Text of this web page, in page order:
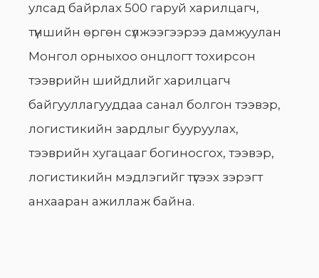
улсад байрлах 500 гаруй харилцагч,
түншийн өргөн сүлжээгээрээ дамжуулан
Монгол орныхоо онцлогт тохирсон
тээврийн шийдлийг харилцагч
байгууллагууддаа санал болгон тээвэр,
логистикийн зардлыг бууруулах,
тээврийн хугацааг богиносгох, тээвэр,
логистикийн мэдлэгийг түгээх зэрэгт
анхааран ажиллаж байна.